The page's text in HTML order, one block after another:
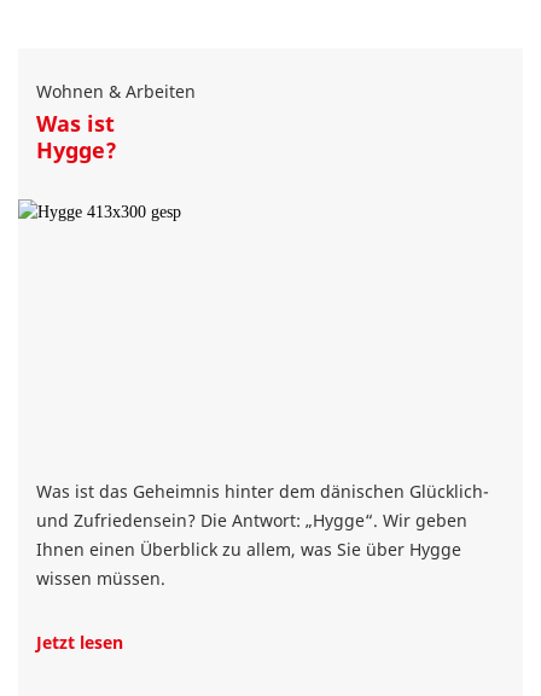
Wohnen & Arbeiten
Was ist
Hygge?
Was ist das Geheimnis hinter dem dänischen Glücklich-
und Zufriedensein? Die Antwort: „Hygge“. Wir geben
Ihnen einen Überblick zu allem, was Sie über Hygge
wissen müssen.
Jetzt lesen